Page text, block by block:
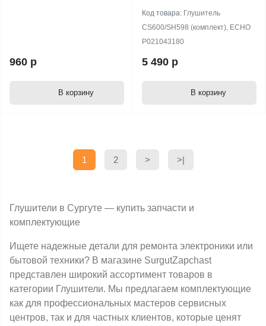
960 р
В корзину
Код товара: Глушитель
CS600/SH598 (комплект), ECHO
P021043180
5 490 р
В корзину
1 2 > >|
Глушители в Сургуте — купить запчасти и
комплектующие
Ищете надежные детали для ремонта электроники или
бытовой техники? В магазине SurgutZapchast
представлен широкий ассортимент товаров в
категории Глушители. Мы предлагаем комплектующие
как для профессиональных мастеров сервисных
центров, так и для частных клиентов, которые ценят